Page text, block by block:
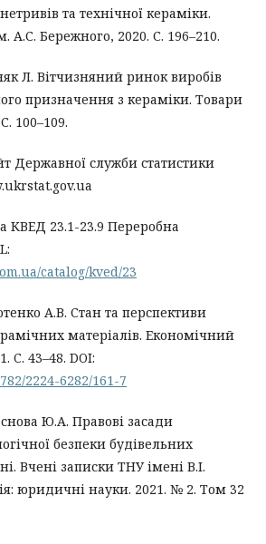
та технічної кераміки.
А.С. Бережного, 2020. С. 196–210.
Л. Вітчизняний ринок виробів
призначення з кераміки. Товари
100–109.
Державної служби статистики
КВЕД 23.1-23.9 Переробна
catalog/kved/23
А.В. Стан та перспективи
матеріалів. Економічний
C. 43–48. DOI:
2224-6282/161-7
Ю.А. Правові засади
безпеки будівельних
Вчені записки ТНУ імені В.І.
юридичні науки. 2021. № 2. Том 32